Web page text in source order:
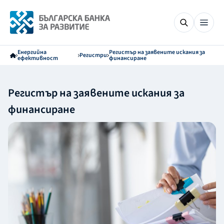
Енергийна
ефективност Регистри Регистър на заявените искания за
финансиране
Регистър на заявените искания за
финансиране